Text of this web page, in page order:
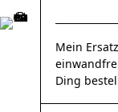
Mein
Ding